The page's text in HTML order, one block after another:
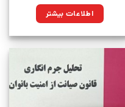
اطلاعات بیشتر